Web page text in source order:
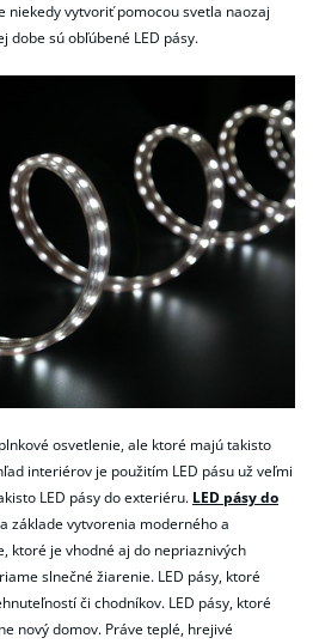
niekedy vytvoriť pomocou svetla naozaj
dobe sú obľúbené LED pásy.
osvetlenie, ale ktoré majú takisto
interiérov je použitím LED pásu už veľmi
LED pásy do exteriéru. LED pásy do
základe vytvorenia moderného a
ktoré je vhodné aj do nepriaznivých
slnečné žiarenie. LED pásy, ktoré
či chodníkov. LED pásy, ktoré
nový domov. Práve teplé, hrejivé